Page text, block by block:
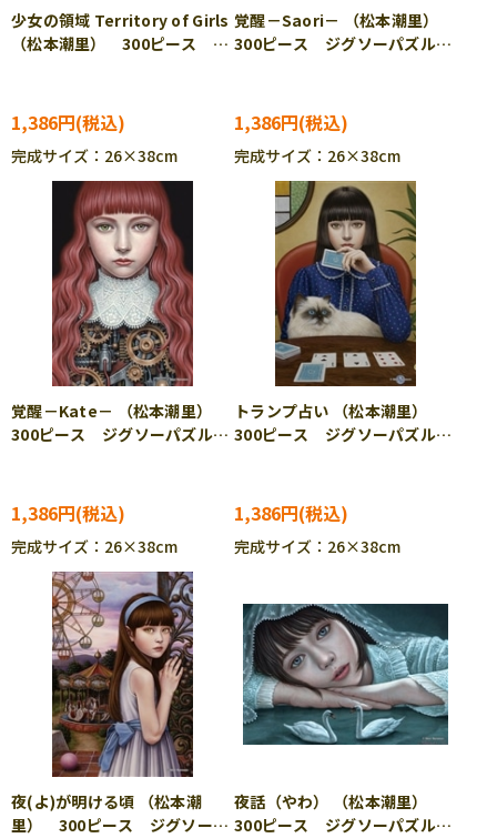
少女の領域 Territory of Girls
（松本潮里） 300ピース ジ
1,386円
完成サイズ：26×38cm
覚醒－Saori－ （松本潮里）
300ピース ジグソーパズル
1,386円
完成サイズ：26×38cm
覚醒－Kate－ （松本潮里）
300ピース ジグソーパズル
1,386円
完成サイズ：26×38cm
トランプ占い （松本潮里）
300ピース ジグソーパズル
1,386円
完成サイズ：26×38cm
夜(よ)が明ける頃 （松本潮
里） 300ピース ジグソーパ
夜話（やわ） （松本潮里）
300ピース ジグソーパズル